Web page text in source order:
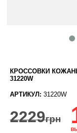
КРОССОВКИ
31220W
АРТИКУЛ: 31220W
2229грн